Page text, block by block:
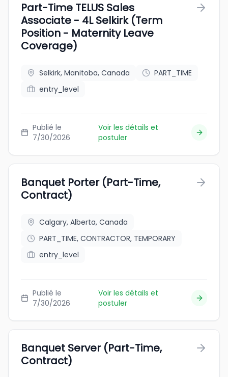
Part-Time TELUS Sales
Associate - 4L Selkirk (Term
Position - Maternity Leave
Coverage)
Selkirk, Manitoba, Canada
PART_TIME
entry_level
Publié le
7/30/2026
Voir les détails et
postuler
Banquet Porter (Part-Time,
Contract)
Calgary, Alberta, Canada
PART_TIME, CONTRACTOR, TEMPORARY
entry_level
Publié le
7/30/2026
Voir les détails et
postuler
Banquet Server (Part-Time,
Contract)